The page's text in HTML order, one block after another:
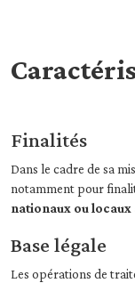
Finalités
Dans le cadre de sa
notamment pour
nationaux ou
Base légale
Les opérations de